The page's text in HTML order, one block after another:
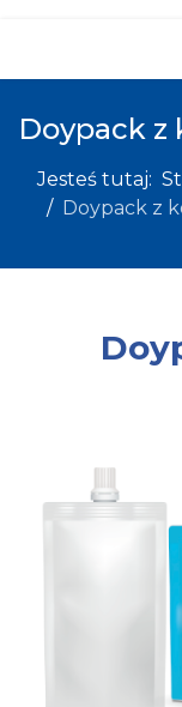
Doypack z
Jesteś tutaj:
Doypack z